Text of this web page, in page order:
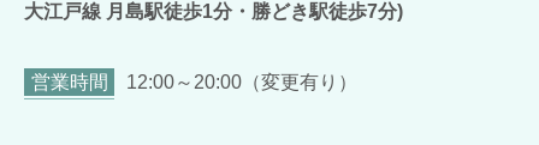
大江戸線 月島駅徒歩1分・勝どき駅徒歩7分)
営業時間 12:00～20:00（変更有り）